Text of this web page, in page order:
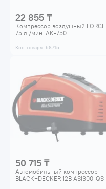
22 855 ₸
Компрессор воздушный FORCE
75 л./мин. AK-750
Код товара: 58715
50 715 ₸
Автомобильный компрессор
BLACK+DECKER 12B ASI300-QS